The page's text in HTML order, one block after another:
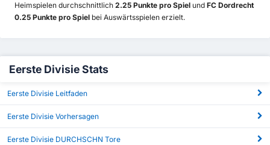
Heimspielen durchschnittlich 2.25 Punkte pro Spiel und FC Dordrecht
0.25 Punkte pro Spiel bei Auswärtsspielen erzielt.
Eerste Divisie Stats
Eerste Divisie Leitfaden
Eerste Divisie Vorhersagen
Eerste Divisie DURCHSCHN Tore